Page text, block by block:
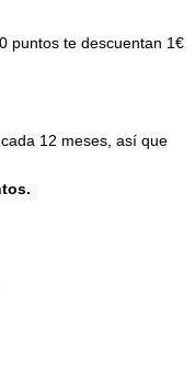
puntos te descuentan 1€
12 meses, así que
.